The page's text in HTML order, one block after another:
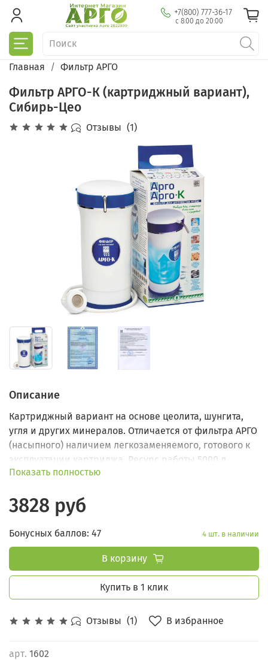
+7(800) 777-36-17
с 8:00 до 20:00
Главная Фильтр АРГО
Фильтр АРГО-К (картриджный вариант),
Сибирь-Цео
Отзывы (1)
Отзывы (1) В избранное
арт. 1602
Описание
Картриджный вариант на основе цеолита, шунгита,
угля и других минералов. Отличается от фильтра АРГО
(насыпного) наличием легкозаменяемого, готового к
эксплуатации картриджа. Ресурс работы 5000 л.
Показать полностью
3828 руб
Бонусных баллов: 47 4 шт. в наличии
В корзину
Купить в 1 клик